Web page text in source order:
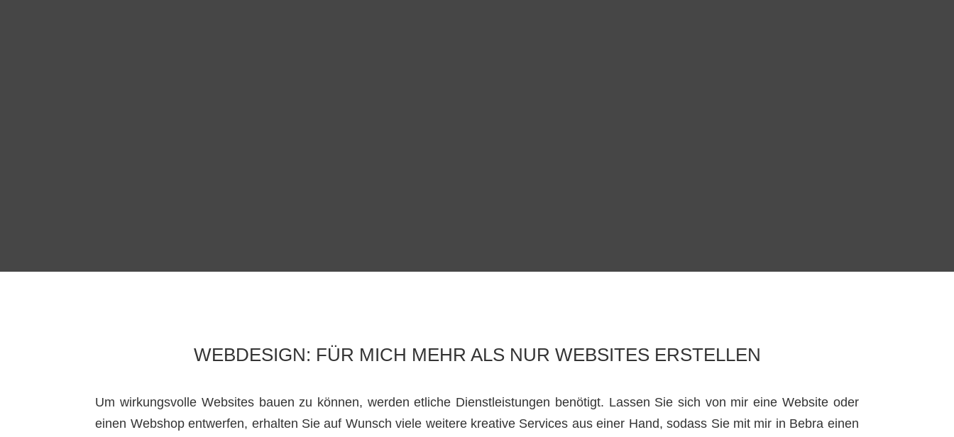
WEBDESIGN: FÜR MICH MEHR ALS NUR WEBSITES ERSTELLEN
Um wirkungsvolle Websites bauen zu können, werden etliche Dienstleistungen benötigt. Lassen Sie sich von mir eine Website oder
einen Webshop entwerfen, erhalten Sie auf Wunsch viele weitere kreative Services aus einer Hand, sodass Sie mit mir in Bebra einen